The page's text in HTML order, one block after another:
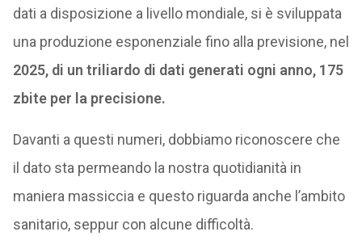
dati a disposizione a livello mondiale, si è sviluppata
una produzione esponenziale fino alla previsione, nel
2025, di un triliardo di dati generati ogni anno, 175
zbite per la precisione.
Davanti a questi numeri, dobbiamo riconoscere che
il dato sta permeando la nostra quotidianità in
maniera massiccia e questo riguarda anche l’ambito
sanitario, seppur con alcune difficoltà.